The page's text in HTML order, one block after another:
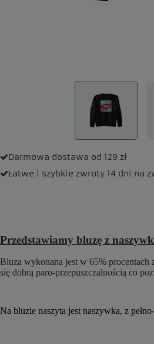
Darmowa dostawa od 129 zł
Łatwe i szybkie zwroty 14 dni na
Przedstawiamy bluzę z
Bluza wykonana jest w 65% procentach
się dobrą paro-przepuszczalnością co
Na bluzie naszyta jest naszywka, z